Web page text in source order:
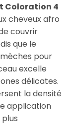
Coloration 4
cheveux afro
couvrir
que le
pour
excelle
délicates.
la densité
application